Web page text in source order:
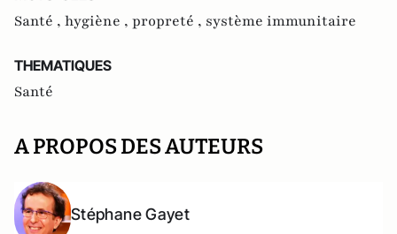
Santé , hygiène , propreté , système immunitaire
THEMATIQUES
Santé
A PROPOS DES AUTEURS
Stéphane Gayet